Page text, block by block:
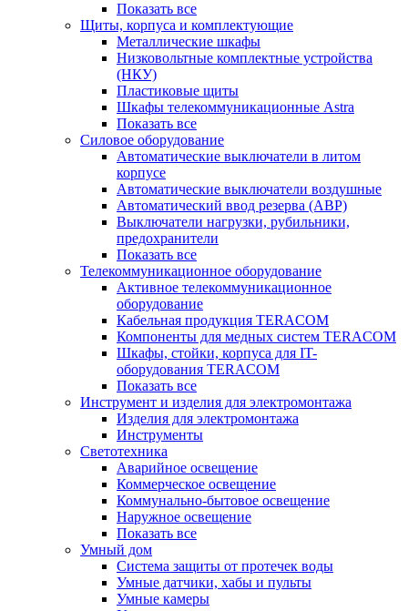
Показать все
Щиты, корпуса и комплектующие
Металлические шкафы
Низковольтные комплектные устройства
(НКУ)
Пластиковые щиты
Шкафы телекоммуникационные Astra
Показать все
Силовое оборудование
Автоматические выключатели в литом
корпусе
Автоматические выключатели воздушные
Автоматический ввод резерва (АВР)
Выключатели нагрузки, рубильники,
предохранители
Показать все
Телекоммуникационное оборудование
Активное телекоммуникационное
оборудование
Кабельная продукция TERACOM
Компоненты для медных систем TERACOM
Шкафы, стойки, корпуса для IT-
оборудования TERACOM
Показать все
Инструмент и изделия для электромонтажа
Изделия для электромонтажа
Инструменты
Светотехника
Аварийное освещение
Коммерческое освещение
Коммунально-бытовое освещение
Наружное освещение
Показать все
Умный дом
Система защиты от протечек воды
Умные датчики, хабы и пульты
Умные камеры